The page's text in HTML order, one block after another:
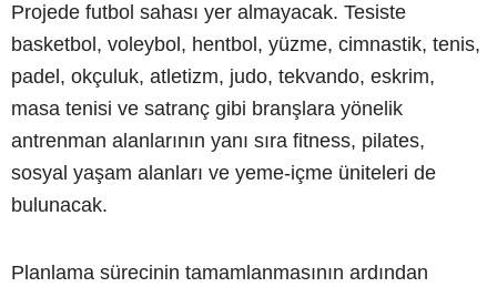
Projede futbol sahası yer almayacak. Tesiste
basketbol, voleybol, hentbol, yüzme, cimnastik, tenis,
padel, okçuluk, atletizm, judo, tekvando, eskrim,
masa tenisi ve satranç gibi branşlara yönelik
antrenman alanlarının yanı sıra fitness, pilates,
sosyal yaşam alanları ve yeme-içme üniteleri de
bulunacak.
Planlama sürecinin tamamlanmasının ardından